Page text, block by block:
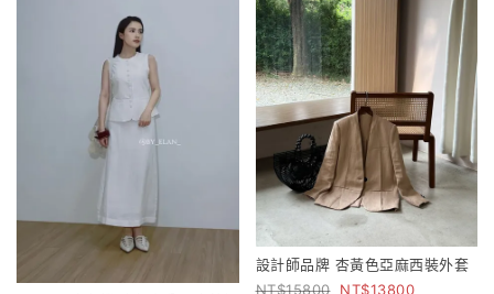
設計師品牌 杏黃色亞麻西裝外套
15800
13800